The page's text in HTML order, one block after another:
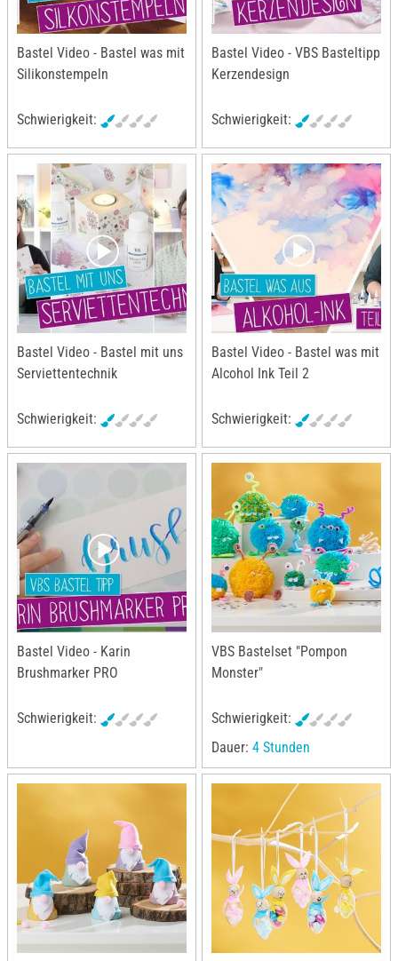
Bastel Video - Bastel was mit
Silikonstempeln
Schwierigkeit:
Bastel Video - VBS Basteltipp
Kerzendesign
Schwierigkeit:
Bastel Video - Bastel mit uns
Serviettentechnik
Schwierigkeit:
Bastel Video - Bastel was mit
Alcohol Ink Teil 2
Schwierigkeit:
Bastel Video - Karin
Brushmarker PRO
Schwierigkeit:
VBS Bastelset "Pompon
Monster"
Schwierigkeit:
Dauer: 4 Stunden